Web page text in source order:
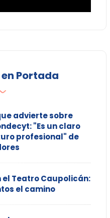
Portada
advierte sobre
"Es un claro
profesional" de
el Teatro Caupolicán:
el camino